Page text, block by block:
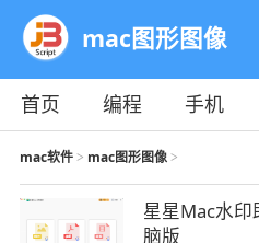
mac图形图像
首页 编程 手机
教程
平面 服务器
mac软件> mac图形图像>
星星Mac水
脑版